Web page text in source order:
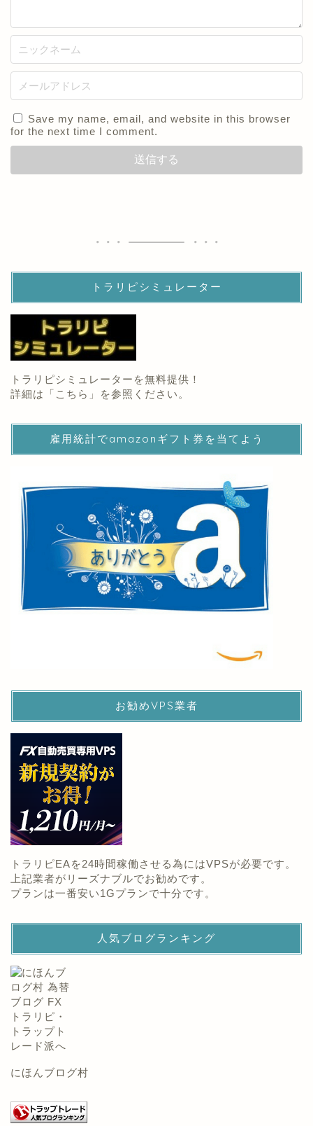
Save my name, email, and website in this browser
for the next time I comment.
トラリピシミュレーター
トラリピシミュレーターを無料提供！
詳細は「 こちら 」を参照ください。
雇用統計でamazonギフト券を当てよう
お勧めVPS業者
トラリピEAを24時間稼働させる為にはVPSが必要です。
上記業者がリーズナブルでお勧めです。
プランは一番安い1Gプランで十分です。
人気ブログランキング
にほんブログ村